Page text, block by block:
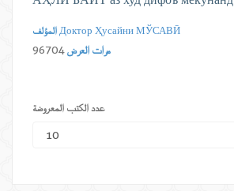
Доктор Ҳусайни МЎСАВӢ
مرات العرض96704
عدد الكتب المعروضة